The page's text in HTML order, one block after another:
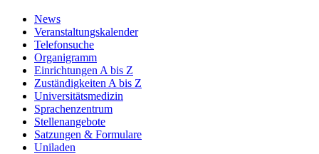
News
Veranstaltungskalender
Telefonsuche
Organigramm
Einrichtungen A bis Z
Zuständigkeiten A bis Z
Universitätsmedizin
Sprachenzentrum
Stellenangebote
Satzungen & Formulare
Uniladen